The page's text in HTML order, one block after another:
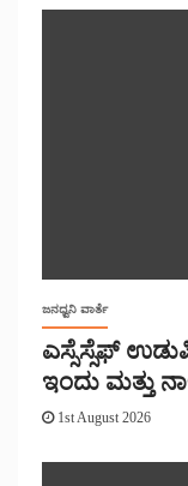
ಜನಧ್ವನಿ ವಾರ್ತೆ
ಎಸ್ಸೆಸ್ಸೆಫ್
ಇಂದು ಮತ್ತು
1st August 2026